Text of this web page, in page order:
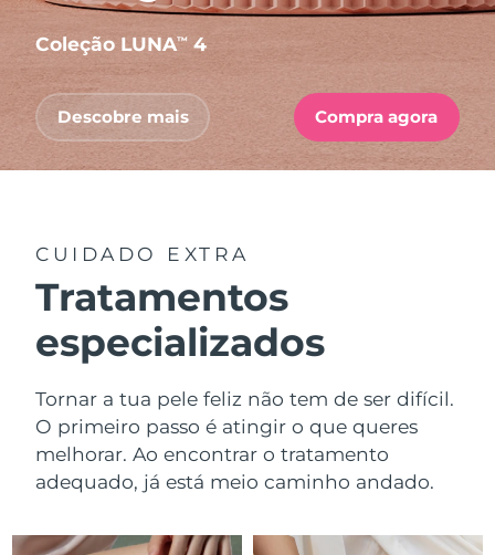
Coleção LUNA™ 4
Descobre mais Compra agora
CUIDADO EXTRA
Tratamentos
especializados
Tornar a tua pele feliz não tem de ser difícil.
O primeiro passo é atingir o que queres
melhorar. Ao encontrar o tratamento
adequado, já está meio caminho andado.